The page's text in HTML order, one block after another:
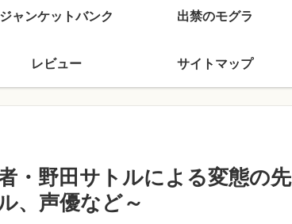
ジャンケットバンク 出禁のモグラ
レビュー サイトマップ
・野田サトルによる変態の先
、声優など～